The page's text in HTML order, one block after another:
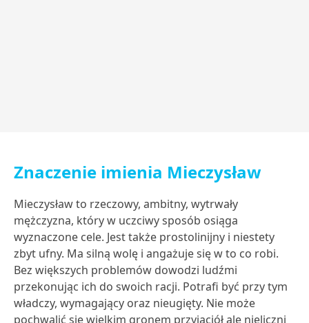
Znaczenie imienia Mieczysław
Mieczysław to rzeczowy, ambitny, wytrwały
mężczyzna, który w uczciwy sposób osiąga
wyznaczone cele. Jest także prostolinijny i niestety
zbyt ufny. Ma silną wolę i angażuje się w to co robi.
Bez większych problemów dowodzi ludźmi
przekonując ich do swoich racji. Potrafi być przy tym
władczy, wymagający oraz nieugięty. Nie może
pochwalić się wielkim gronem przyjaciół ale nieliczni